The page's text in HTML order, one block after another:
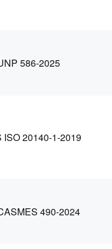
586-2025
ISO 20140-1-2019
490-2024